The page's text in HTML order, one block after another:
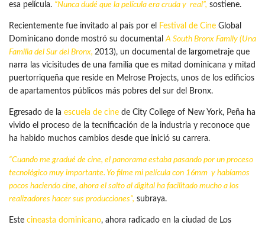
esa película. “Nunca dudé que la película era cruda y real”, sostiene.
Recientemente fue invitado al país por el Festival de Cine Global
Dominicano donde mostró su documentalA South Bronx Family (Una
Familia del Sur del Bronx, 2013), un documental de largometraje que
narra las vicisitudes de una familia que es mitad dominicana y mitad
puertorriqueña que reside en Melrose Projects, unos de los edificios
de apartamentos públicos más pobres del sur del Bronx.
Egresado de la escuela de cine de City College of New York, Peña ha
vivido el proceso de la tecnificación de la industria y reconoce que
ha habido muchos cambios desde que inició su carrera.
“Cuando me gradué de cine, el panorama estaba pasando por un proceso
tecnológico muy importante. Yo filme mi película con 16mm y habíamos
pocos haciendo cine, ahora el salto al digital ha facilitado mucho a los
realizadores hacer sus producciones”, subraya.
Este cineasta dominicano, ahora radicado en la ciudad de Los